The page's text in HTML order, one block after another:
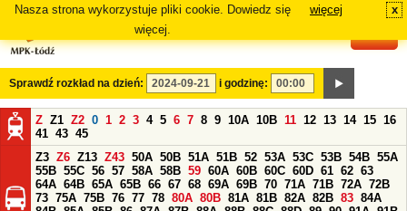
Nasza strona wykorzystuje pliki cookie. Dowiedz się
więcej.
więcej x
Sprawdź rozkład na dzień: i godzinę:
Z Z1 Z2 0 1 2 3 4 5 6 7 8 9 10A 10B 11 12 13 14 15 16
41 43 45
Z3 Z6 Z13 Z43 50A 50B 51A 51B 52 53A 53C 53B 54B 55A
55B 55C 56 57 58A 58B 59 60A 60B 60C 60D 61 62 63
64A 64B 65A 65B 66 67 68 69A 69B 70 71A 71B 72A 72B
73 75A 75B 76 77 78 80A 80B 81A 81B 82A 82B 83 84A